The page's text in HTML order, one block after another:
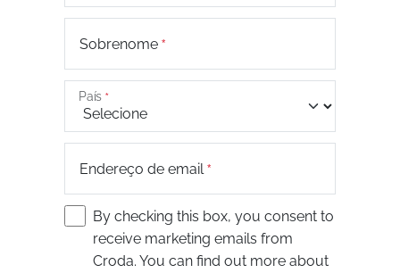
Sobrenome
País
Endereço de email
By checking this box, you consent to
receive marketing emails from
Croda. You can find out more about